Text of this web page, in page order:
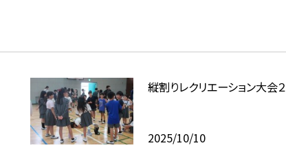
縦割りレクリエーション大会２
2025/10/10